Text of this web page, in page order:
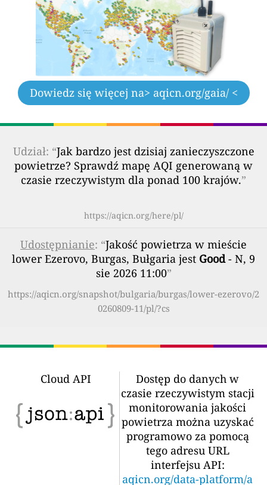
Dowiedz się więcej na> aqicn.org/gaia/ <
Udział: “Jak bardzo jest dzisiaj zanieczyszczone
powietrze? Sprawdź mapę AQI generowaną w
czasie rzeczywistym dla ponad 100 krajów.”
https://aqicn.org/here/pl/
Udostępnianie: “Jakość powietrza w mieście
lower Ezerovo, Burgas, Bułgaria jest Good- N, 9
sie 2026 11:00”
https://aqicn.org/snapshot/bulgaria/burgas/lower-ezerovo/2
0260809-11/pl/?cs
Cloud API
Dostęp do danych w
czasie rzeczywistym stacji
monitorowania jakości
powietrza można uzyskać
programowo za pomocą
tego adresu URL
interfejsu API:
aqicn.org/data-platform/a